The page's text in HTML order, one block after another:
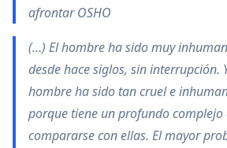
afrontar OSHO
(…) El hombre ha sido muy
desde hace siglos, sin interrupción.
hombre ha sido tan cruel e
porque tiene un profundo
compararse con ellas. El mayor